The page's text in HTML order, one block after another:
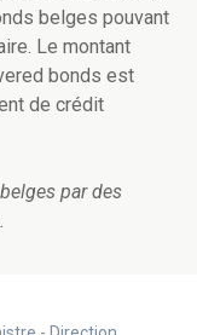
belges pouvant
Le montant
bonds est
de crédit
par des